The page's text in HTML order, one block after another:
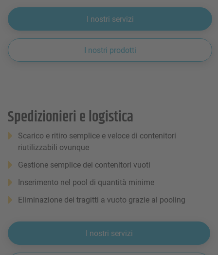
I nostri servizi
I nostri prodotti
Spedizionieri e logistica
Scarico e ritiro semplice e veloce di contenitori
riutilizzabili ovunque
Gestione semplice dei contenitori vuoti
Inserimento nel pool di quantità minime
Eliminazione dei tragitti a vuoto grazie al pooling
I nostri servizi